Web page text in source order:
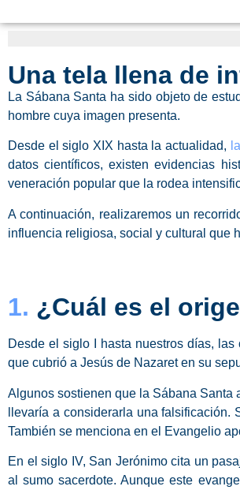
Una tela llena de
La Sábana Santa ha sido objeto de
hombre cuya imagen presenta.
Desde el siglo XIX hasta la actualidad,
datos científicos, existen evidencias
veneración popular que la rodea
A continuación, realizaremos un
influencia religiosa, social y cultural que
1. ¿Cuál es el
Desde el siglo I hasta nuestros días,
que cubrió a Jesús de Nazaret en su
Algunos sostienen que la Sábana Santa
llevaría a considerarla una
También se menciona en el Evangelio
En el siglo IV, San Jerónimo cita un
al sumo sacerdote. Aunque este